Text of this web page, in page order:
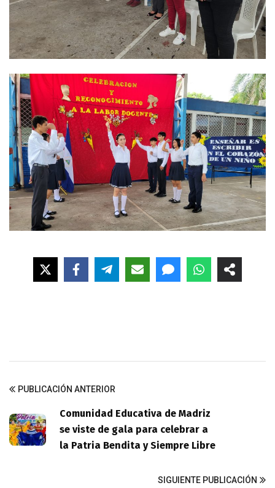
PUBLICACIÓN ANTERIOR
Comunidad Educativa de Madriz
se viste de gala para celebrar a
la Patria Bendita y Siempre Libre
SIGUIENTE PUBLICACIÓN